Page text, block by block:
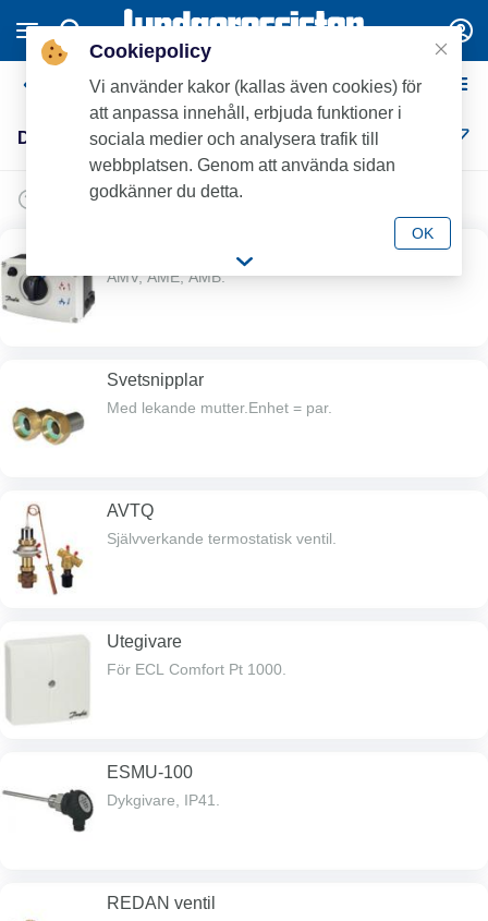
Danfoss
Danfoss (32)
AMV, AME, AMB.
Svetsnipplar
Med lekande mutter.Enhet = par.
AVTQ
Självverkande termostatisk ventil.
Utegivare
För ECL Comfort Pt 1000.
ESMU-100
Dykgivare, IP41.
REDAN ventil
Cookiepolicy
Vi använder kakor (kallas även cookies) för
att anpassa innehåll, erbjuda funktioner i
sociala medier och analysera trafik till
webbplatsen. Genom att använda sidan
godkänner du detta.
OK